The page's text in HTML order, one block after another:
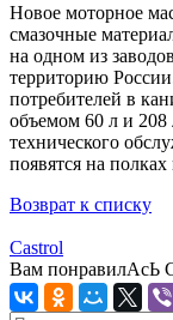
Новое моторное
смазочные
на одном из
территорию
потребителей в
объемом 60 л и 208
технического
появятся на
Возврат к списку
Castrol
Вам понравилАсЬ